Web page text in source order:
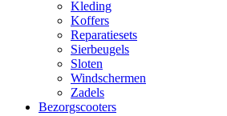
Kleding
Koffers
Reparatiesets
Sierbeugels
Sloten
Windschermen
Zadels
Bezorgscooters